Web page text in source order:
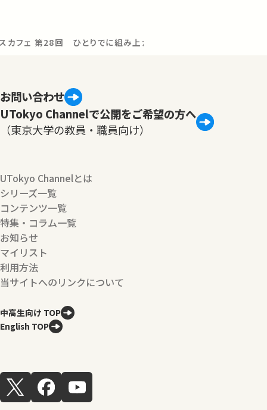
カフェ 第28回 ひとりでに組み上がる分子たち
お問い合わせ
UTokyo Channelで公開をご希望の方へ
（東京大学の教員・職員向け）
UTokyo Channelとは
シリーズ一覧
コンテンツ一覧
特集・コラム一覧
お知らせ
マイリスト
利用方法
当サイトへのリンクについて
中高生向け TOP
English TOP